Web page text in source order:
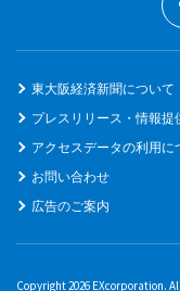
東大阪経済新聞について
プレスリリース・情報提
アクセスデータの利用に
お問い合わせ
広告のご案内
Copyright 2026 EXcorporation.